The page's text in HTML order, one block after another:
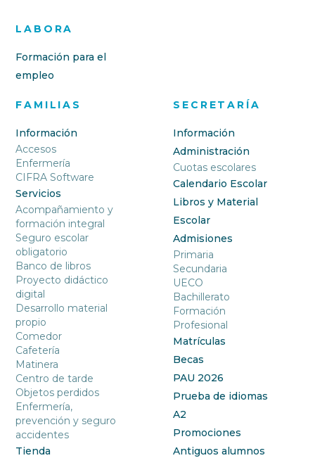
LABORA
Formación para el
empleo
FAMILIAS
Información
Accesos
Enfermería
CIFRA Software
Servicios
Acompañamiento y
formación integral
Seguro escolar
obligatorio
Banco de libros
Proyecto didáctico
digital
Desarrollo material
propio
Comedor
Cafetería
Matinera
Centro de tarde
Objetos perdidos
Enfermería,
prevención y seguro
accidentes
Tienda
SECRETARÍA
Información
Administración
Cuotas escolares
Calendario Escolar
Libros y Material
Escolar
Admisiones
Primaria
Secundaria
UECO
Bachillerato
Formación
Profesional
Matrículas
Becas
PAU 2026
Prueba de idiomas
A2
Promociones
Antiguos alumnos